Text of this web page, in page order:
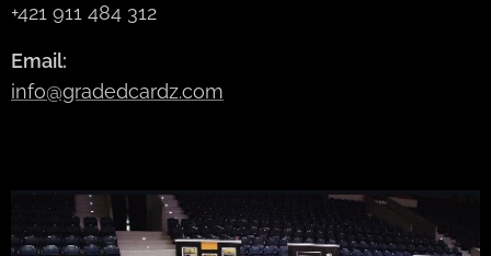
+421 911 484 312
Email:
info@gradedcardz.com